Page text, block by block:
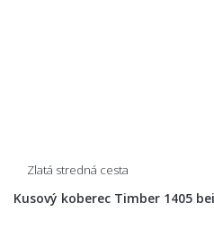
Zlatá stredná cesta
Kusový koberec Timber 1405